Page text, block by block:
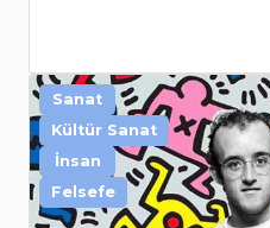
Sanat
Kültür Sanat
İnsan
Felsefe